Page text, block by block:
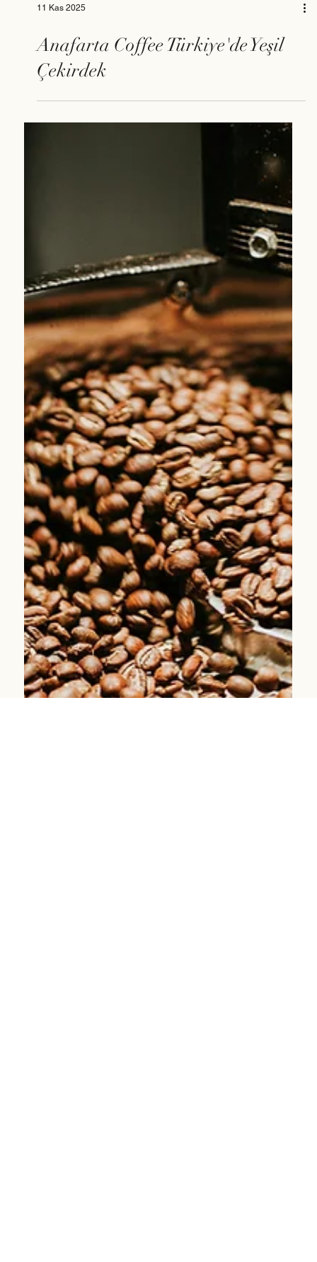
11 Kas 2025
Anafarta Coffee Türkiye'de Yeşil
Çekirdek